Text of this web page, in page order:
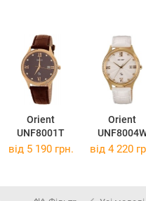
Orient
UNF8001T
Orient
від 5 190 грн. від 4 220